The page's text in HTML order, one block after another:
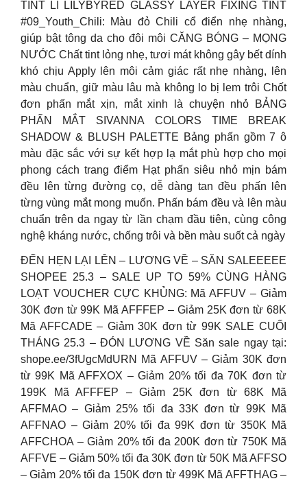
TINT LÌ LILYBYRED GLASSY LAYER FIXING TINT
#09_Youth_Chili: Màu đỏ Chili cổ điển nhẹ nhàng,
giúp bật tông da cho đôi môi CĂNG BÓNG – MỌNG
NƯỚC Chất tint lỏng nhẹ, tươi mát không gây bết dính
khó chịu Apply lên môi cảm giác rất nhẹ nhàng, lên
màu chuẩn, giữ màu lâu mà không lo bị lem trôi Chốt
đơn phấn mắt xịn, mắt xinh là chuyện nhỏ BẢNG
PHẤN MẮT SIVANNA COLORS TIME BREAK
SHADOW & BLUSH PALETTE Bảng phấn gồm 7 ô
màu đặc sắc với sự kết hợp lạ mắt phù hợp cho mọi
phong cách trang điểm Hạt phấn siêu nhỏ mịn bám
đều lên từng đường cọ, dễ dàng tan đều phấn lên
từng vùng mắt mong muốn. Phấn bám đều và lên màu
chuẩn trên da ngay từ lần chạm đầu tiên, cùng công
nghệ kháng nước, chống trôi và bền màu suốt cả ngày
ĐẾN HẸN LẠI LÊN – LƯƠNG VỀ – SĂN SALEEEEE
SHOPEE 25.3 – SALE UP TO 59% CÙNG HÀNG
LOẠT VOUCHER CỰC KHỦNG: Mã AFFUV – Giảm
30K đơn từ 99K Mã AFFFEP – Giảm 25K đơn từ 68K
Mã AFFCADE – Giảm 30K đơn từ 99K SALE CUỐI
THÁNG 25.3 – ĐÓN LƯƠNG VỀ ️Săn sale ngay tại:
shope.ee/3fUgcMdURN Mã AFFUV – Giảm 30K đơn
từ 99K Mã AFFXOX – Giảm 20% tối đa 70K đơn từ
199K Mã AFFFEP – Giảm 25K đơn từ 68K Mã
AFFMAO – Giảm 25% tối đa 33K đơn từ 99K Mã
AFFNAO – Giảm 20% tối đa 99K đơn từ 350K Mã
AFFCHOA – Giảm 20% tối đa 200K đơn từ 750K Mã
AFFVE – Giảm 50% tối đa 30K đơn từ 50K Mã AFFSO
– Giảm 20% tối đa 150K đơn từ 499K Mã AFFTHAG –